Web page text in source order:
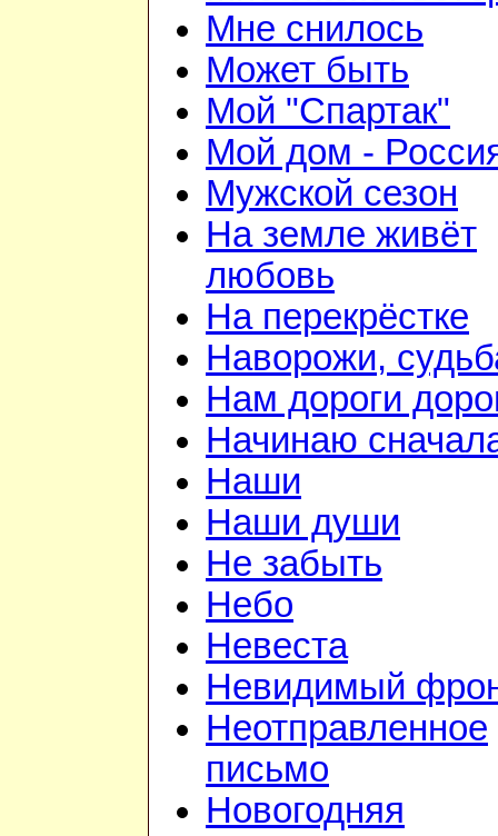
Мне снилось
Может быть
Мой "Спартак"
Мой дом -
Мужской сезон
На земле живёт
любовь
На перекрёстке
Наворожи,
Нам дороги
Начинаю
Наши
Наши души
Не забыть
Небо
Невеста
Невидимый
Неотправленное
письмо
Новогодняя